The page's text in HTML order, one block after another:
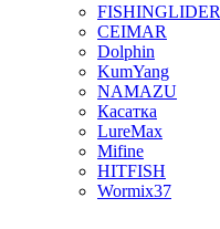
FISHINGLIDER
CEIMAR
Dolphin
KumYang
NAMAZU
Касатка
LureMax
Mifine
HITFISH
Wormix37